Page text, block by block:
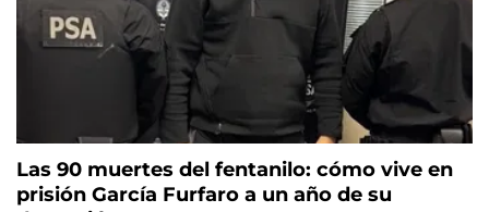
Las 90 muertes del fentanilo: cómo vive en
prisión García Furfaro a un año de su